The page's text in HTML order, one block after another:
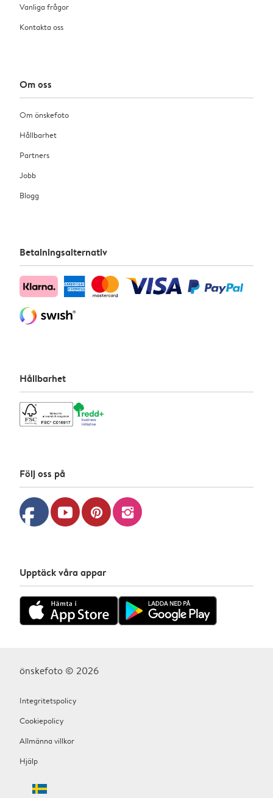
Vanliga frågor
Kontakta oss
Om oss
Om önskefoto
Hållbarhet
Partners
Jobb
Blogg
Betalningsalternativ
Hållbarhet
Följ oss på
facebook youtube pinterest instagram
Upptäck våra appar
önskefoto © 2026
Integritetspolicy
Cookiepolicy
Allmänna villkor
Hjälp